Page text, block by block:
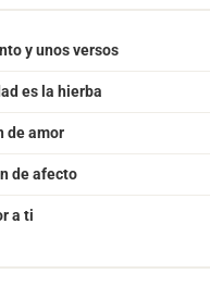
y unos versos
es la hierba
de amor
de afecto
a ti